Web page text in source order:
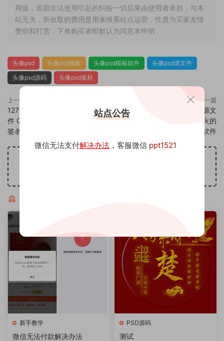
用途，若因非法使用引起的纠纷一切后果由使用者承担，与本
站无关，所收取的费用是用来维系站点运营，性质为买家友情
赞助和打赏，下单购买者即默认为同意本申明
头像psd 头像psd模板 头像psd模板软件
头像psd源文件
头像psd源码
头像psd素材
上一篇
1272头像psd素材源码模板源文
件 QQ微信抖音快手小红书很火的
签名百家姓氏头像制作教程软件
下一篇
1274头像psd素材源码模板源文
件 QQ微信抖音快手小红书很火的
签名百家姓氏头像制作教程软件
猜你喜欢
新手教学
微信无法付款解决办法
PSD源码
测试
站点公告
微信无法支付解决办法 ，客服微信 ppt1521